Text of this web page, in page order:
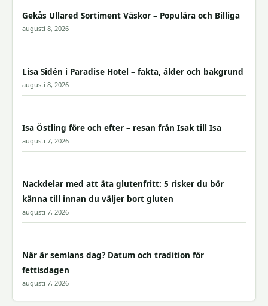
Gekås Ullared Sortiment Väskor – Populära och Billiga
augusti 8, 2026
Lisa Sidén i Paradise Hotel – fakta, ålder och bakgrund
augusti 8, 2026
Isa Östling före och efter – resan från Isak till Isa
augusti 7, 2026
Nackdelar med att äta glutenfritt: 5 risker du bör
känna till innan du väljer bort gluten
augusti 7, 2026
När är semlans dag? Datum och tradition för
fettisdagen
augusti 7, 2026